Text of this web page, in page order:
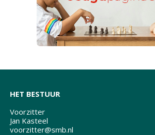
HET BESTUUR
Voorzitter
Jan Kasteel
voorzitter@smb.nl